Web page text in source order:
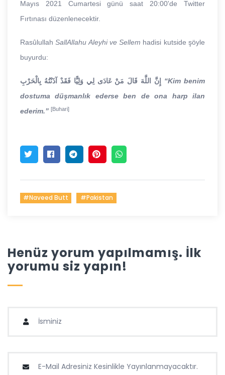
Mayıs 2021 Cumartesi günü saat 20:00'de Twitter
Fırtınası düzenlenecektir.
RasûlullahSallAllahu Aleyhi ve Sellem hadisi kutside şöyle
buyurdu:
إِنَّ اللَّهَ قَالَ مَنْ عَادَى لِي وَلِيًّا فَقَدْ آذَنْتُهُ بِالْحَرْبِ
“Kim benim
dostuma düşmanlık ederse ben de ona harp ilan
ederim.” [Buhari]
#Naveed Butt #Pakistan
Henüz yorum yapılmamış. İlk
yorumu siz yapın!